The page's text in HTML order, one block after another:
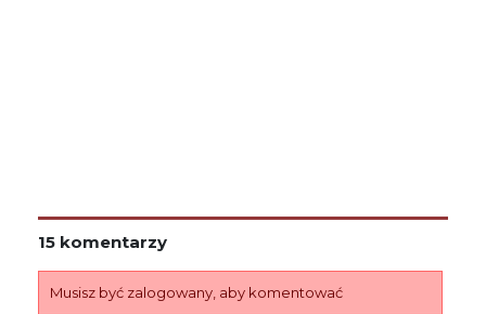
15 komentarzy
Musisz być zalogowany, aby komentować